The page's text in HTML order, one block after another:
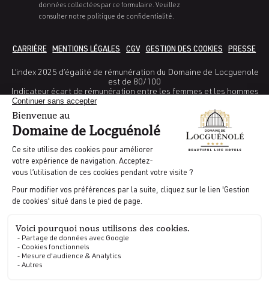
données collectées par ce formulaire. Veuillez
consulter notre politique de confidentialité.
CARRIÈRE MENTIONS LÉGALES CGV GESTION DES COOKIES PRESSE
L’index 2025 d’égalité de rémunération du Domaine de Locguenole
est de 80/100
Indicateur écart de rémunération entre les femmes et les hommes
Indicateur Ecart de taux d’augmentations entre les femmes et les
Indicateur pourcentage de salariées augmentées dans l’année
suivant leur retour de congé maternité : non calculable
Indicateur nombre de salariés du sexe sous-représentés parmi les
10 plus hautes rémunérations 5/10
SABRE : WB028581 | WORLDSPAN : WBNB09
Réalisé par